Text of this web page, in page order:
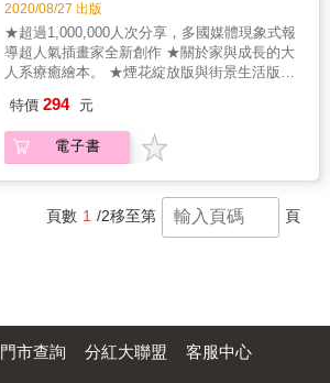
懷孕的受傷狗狗取名小白兔；男人則遇見狗狗
的獸醫師小藍&mdash;&mdash;頭髮漾著深邃
的藍色，優雅而神祕的女性。 小藍因為小白
兔，和父子從陌生到相熟，若無似有的情愫開
展。而即將到來的煙火大會，預告著夏日的尾
&hellip;&hellip; 夏天要結束了，這並非結束，
而是開始。 原來，開始與結束如此相近。
2020/08/27 出版
★超過1,000,000人次分享，多國媒體現象式報
導超人氣插畫家全新創作 ★關於家與成長的大
人系療癒繪本。 ★煙花綻放版與街景生活版兩
享，多國媒體現象式報導 全球最暖父職插畫家
這個夏天，在家與加、家與減之間， 父子兩人
都學會了成長的算式 童年如果是個季節，那一
的插畫家，也是新手單親爸爸，這年夏天帶著
孩子搬到新的城市，展開了沒有「她」的新生
的獸醫師小藍&mdash;&mdash;頭髮漾著深邃
的藍色，優雅而神祕的女性。 小藍因為小白
特價 294 元
電子書
頁數 1 /2移至第 頁
門市查詢 分紅大聯盟 客服中心